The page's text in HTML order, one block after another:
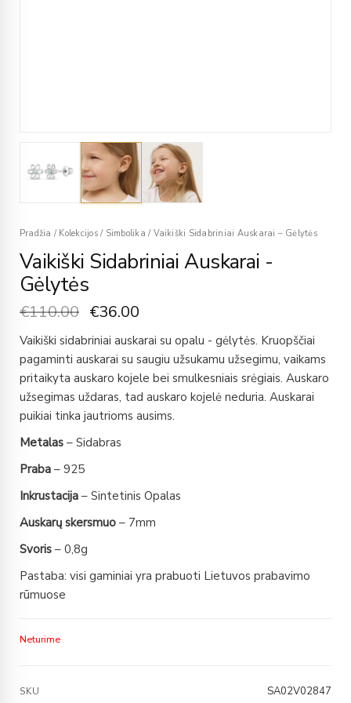
Pradžia / Kolekcijos / Simbolika /Vaikiški Sidabriniai Auskarai – Gėlytės
Vaikiški Sidabriniai Auskarai -
Gėlytės
€110.00 €36.00
Vaikiški sidabriniai auskarai su opalu - gėlytės. Kruopščiai
pagaminti auskarai su saugiu užsukamu užsegimu, vaikams
pritaikyta auskaro kojele bei smulkesniais srėgiais. Auskaro
užsegimas uždaras, tad auskaro kojelė neduria. Auskarai
puikiai tinka jautrioms ausims.
Metalas – Sidabras
Praba – 925
Inkrustacija – Sintetinis Opalas
Auskarų skersmuo – 7mm
Svoris – 0,8g
Pastaba: visi gaminiai yra prabuoti Lietuvos prabavimo
rūmuose
Neturime
SKU SA02V02847